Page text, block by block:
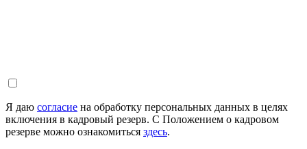
Я даю согласие на обработку персональных данных в целях
включения в кадровый резерв. С Положением о кадровом
резерве можно ознакомиться здесь.